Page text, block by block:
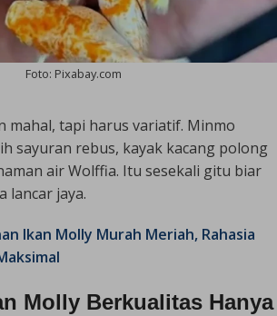
Foto: Pixabay.com
mahal, tapi harus variatif. Minmo
sayuran rebus, kayak kacang polong
airWolffia. Itu sesekali gitu biar
lancar jaya.
Ikan Molly Murah Meriah, Rahasia
Molly Berkualitas Hanya